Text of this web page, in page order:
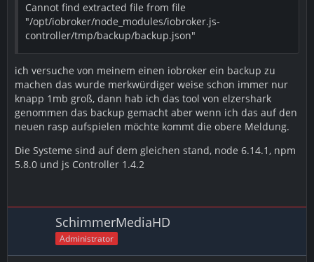
https://filezilla-project.org/
Putty (Konsole für Windows User)
***********************************************
*****************
Hier nun die genauen Befehle für die Installation...
1. Ber SSH Aufschalten
2. in Root User wechseln
Cannot find extracted file from file
"/opt/iobroker/node_modules/iobroker.js-
controller/tmp/backup/backup.json"
ich versuche von meinem einen iobroker ein backup zu
machen das wurde merkwürdiger weise schon immer nur
knapp 1mb groß, dann hab ich das tool von elzershark
genommen das backup gemacht aber wenn ich das auf den
neuen rasp aufspielen möchte kommt die obere Meldung.
Die Systeme sind auf dem gleichen stand, node 6.14.1, npm
5.8.0 und js Controller 1.4.2
SchimmerMediaHD
Administrator